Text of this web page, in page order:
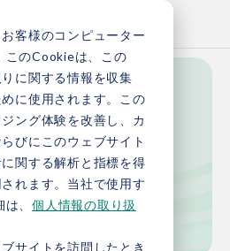
客様のコンピューター
このCookieは、この
に関する情報を収集
に使用されます。この
ング体験を改善し、カ
びにこのウェブサイト
関する解析と指標を得
れます。当社で使用す
、 個人情報の取り扱
サイトを訪問したとき